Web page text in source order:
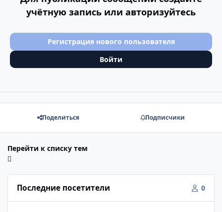
учётную запись или авторизуйтесь
Регистрация нового пользователя
Войти
Поделиться Подписчики
Перейти к списку тем
Последние посетители 0